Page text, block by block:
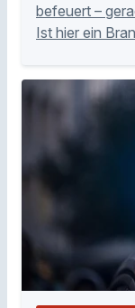
befeuert –
Ist hier ein